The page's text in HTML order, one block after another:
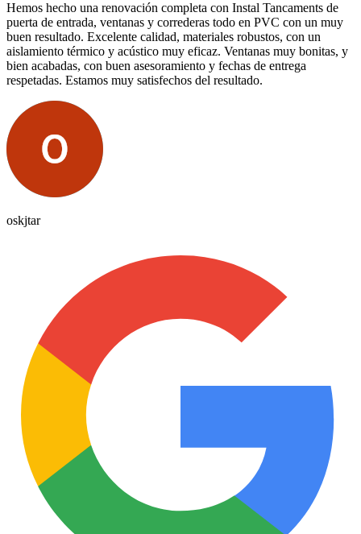
Hemos hecho una renovación completa con Instal Tancaments de
puerta de entrada, ventanas y correderas todo en PVC con un muy
buen resultado. Excelente calidad, materiales robustos, con un
aislamiento térmico y acústico muy eficaz. Ventanas muy bonitas, y
bien acabadas, con buen asesoramiento y fechas de entrega
respetadas. Estamos muy satisfechos del resultado.
oskjtar